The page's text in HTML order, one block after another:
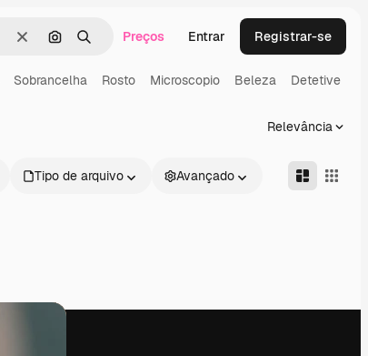
LimparPesquisar por imagem
BuscarPreços Entrar Registrar-se
Sobrancelha Rosto Microscopio Beleza Detetive
Relevância
Tipo de arquivo Avançado